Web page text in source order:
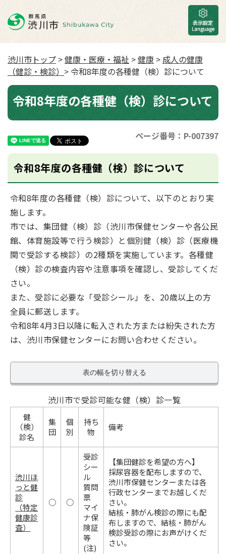
渋川市トップ >健康・医療・福祉 >健康 > 成人の健康
（健診・検診） > 令和8年度の各種健（検）診について
令和8年度の各種健（検）診について
ページ番号：P-007397
令和8年度の各種健（検）診について
令和8年度の各種健（検）診について、以下のとおり実
施します。
市では、集団健（検）診（渋川市保健センターや各公民
館、体育施設等で行う検診）と個別健（検）診（医療機
関で受診する検診）の2種類を実施しています。各種健
（検）診の検査内容や注意事項を確認し、受診してくだ
さい。
また、受診に必要な「受診シール」を、20歳以上の方
全員に郵送します。
令和8年4月3日以降に転入された方または紛失された方
は、渋川市保健センターにお問い合わせください。
表の幅を切り替える
渋川市で受診可能な健（検）診一覧
健
（検）
診名
集
団
個
別
持ち
物
備考
渋川ほ
っと健
診
（特定
健康診
査）
○ ○
受診
シー
ル
質問
票
マイ
ナ保
険証
等
(注)
【集団健診を希望の方へ】
採尿容器を配布しますので、
渋川市保健センターまたは各
行政センターまでお越しくだ
さい。
結核・肺がん検診の際にも配
布しますので、結核・肺がん
検診受診の際にお声がけくだ
さい。